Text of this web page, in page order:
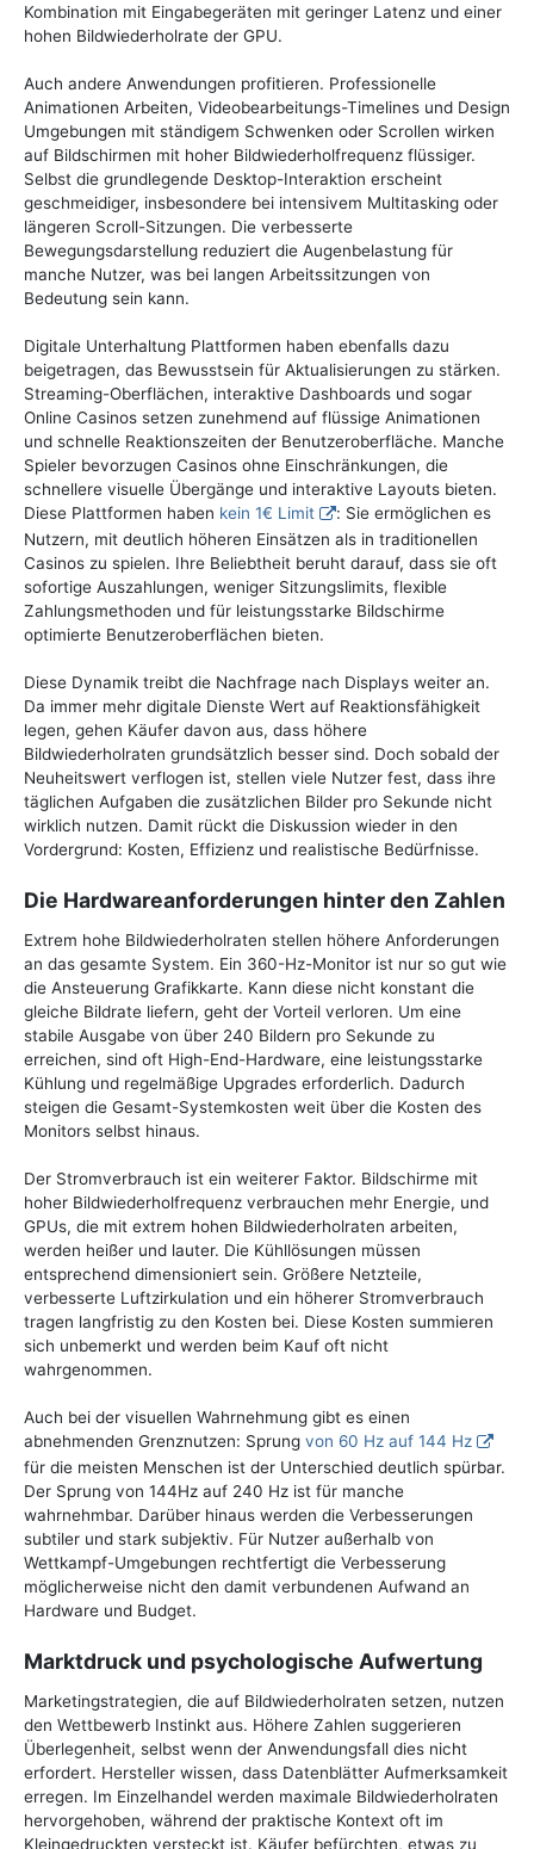
Kombination mit Eingabegeräten mit geringer Latenz und einer
hohen Bildwiederholrate der GPU.
Auch andere Anwendungen profitieren. Professionelle
Animationen Arbeiten, Videobearbeitungs-Timelines und Design
Umgebungen mit ständigem Schwenken oder Scrollen wirken
auf Bildschirmen mit hoher Bildwiederholfrequenz flüssiger.
Selbst die grundlegende Desktop-Interaktion erscheint
geschmeidiger, insbesondere bei intensivem Multitasking oder
längeren Scroll-Sitzungen. Die verbesserte
Bewegungsdarstellung reduziert die Augenbelastung für
manche Nutzer, was bei langen Arbeitssitzungen von
Bedeutung sein kann.
Digitale Unterhaltung Plattformen haben ebenfalls dazu
beigetragen, das Bewusstsein für Aktualisierungen zu stärken.
Streaming-Oberflächen, interaktive Dashboards und sogar
Online Casinos setzen zunehmend auf flüssige Animationen
und schnelle Reaktionszeiten der Benutzeroberfläche. Manche
Spieler bevorzugen Casinos ohne Einschränkungen, die
schnellere visuelle Übergänge und interaktive Layouts bieten.
Diese Plattformen haben kein 1€ Limit
: Sie ermöglichen es
Nutzern, mit deutlich höheren Einsätzen als in traditionellen
Casinos zu spielen. Ihre Beliebtheit beruht darauf, dass sie oft
sofortige Auszahlungen, weniger Sitzungslimits, flexible
Zahlungsmethoden und für leistungsstarke Bildschirme
optimierte Benutzeroberflächen bieten.
Diese Dynamik treibt die Nachfrage nach Displays weiter an.
Da immer mehr digitale Dienste Wert auf Reaktionsfähigkeit
legen, gehen Käufer davon aus, dass höhere
Bildwiederholraten grundsätzlich besser sind. Doch sobald der
Neuheitswert verflogen ist, stellen viele Nutzer fest, dass ihre
täglichen Aufgaben die zusätzlichen Bilder pro Sekunde nicht
wirklich nutzen. Damit rückt die Diskussion wieder in den
Vordergrund: Kosten, Effizienz und realistische Bedürfnisse.
Die Hardwareanforderungen hinter den Zahlen
Extrem hohe Bildwiederholraten stellen höhere Anforderungen
an das gesamte System. Ein 360-Hz-Monitor ist nur so gut wie
die Ansteuerung Grafikkarte. Kann diese nicht konstant die
gleiche Bildrate liefern, geht der Vorteil verloren. Um eine
stabile Ausgabe von über 240 Bildern pro Sekunde zu
erreichen, sind oft High-End-Hardware, eine leistungsstarke
Kühlung und regelmäßige Upgrades erforderlich. Dadurch
steigen die Gesamt-Systemkosten weit über die Kosten des
Monitors selbst hinaus.
Der Stromverbrauch ist ein weiterer Faktor. Bildschirme mit
hoher Bildwiederholfrequenz verbrauchen mehr Energie, und
GPUs, die mit extrem hohen Bildwiederholraten arbeiten,
werden heißer und lauter. Die Kühllösungen müssen
entsprechend dimensioniert sein. Größere Netzteile,
verbesserte Luftzirkulation und ein höherer Stromverbrauch
tragen langfristig zu den Kosten bei. Diese Kosten summieren
sich unbemerkt und werden beim Kauf oft nicht
wahrgenommen.
Auch bei der visuellen Wahrnehmung gibt es einen
abnehmenden Grenznutzen: Sprung von 60 Hz auf 144 Hz
für die meisten Menschen ist der Unterschied deutlich spürbar.
Der Sprung von 144Hz auf 240 Hz ist für manche
wahrnehmbar. Darüber hinaus werden die Verbesserungen
subtiler und stark subjektiv. Für Nutzer außerhalb von
Wettkampf-Umgebungen rechtfertigt die Verbesserung
möglicherweise nicht den damit verbundenen Aufwand an
Hardware und Budget.
Marktdruck und psychologische Aufwertung
Marketingstrategien, die auf Bildwiederholraten setzen, nutzen
den Wettbewerb Instinkt aus. Höhere Zahlen suggerieren
Überlegenheit, selbst wenn der Anwendungsfall dies nicht
erfordert. Hersteller wissen, dass Datenblätter Aufmerksamkeit
erregen. Im Einzelhandel werden maximale Bildwiederholraten
hervorgehoben, während der praktische Kontext oft im
Kleingedruckten versteckt ist. Käufer befürchten, etwas zu